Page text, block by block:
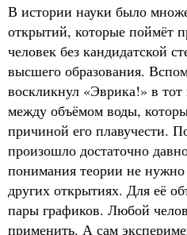
В истории науки было
открытий, которые поймёт
человек без кандидатской
высшего образования.
воскликнул «Эврика!» в тот
между объёмом воды,
причиной его плавучести.
произошло достаточно
понимания теории не нужно
других открытиях. Для её
пары графиков. Любой
применить. А сам